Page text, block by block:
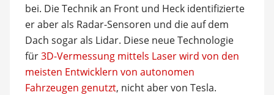
bei. Die Technik an Front und Heck identifizierte
er aber als Radar-Sensoren und die auf dem
Dach sogar als Lidar. Diese neue Technologie
für3D-Vermessung mittels Laser wird von den
meisten Entwicklern von autonomen
Fahrzeugen genutzt, nicht aber von Tesla.